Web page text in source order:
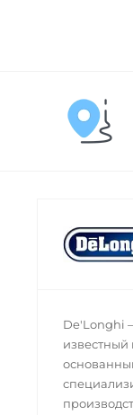
De'Longhi
известный